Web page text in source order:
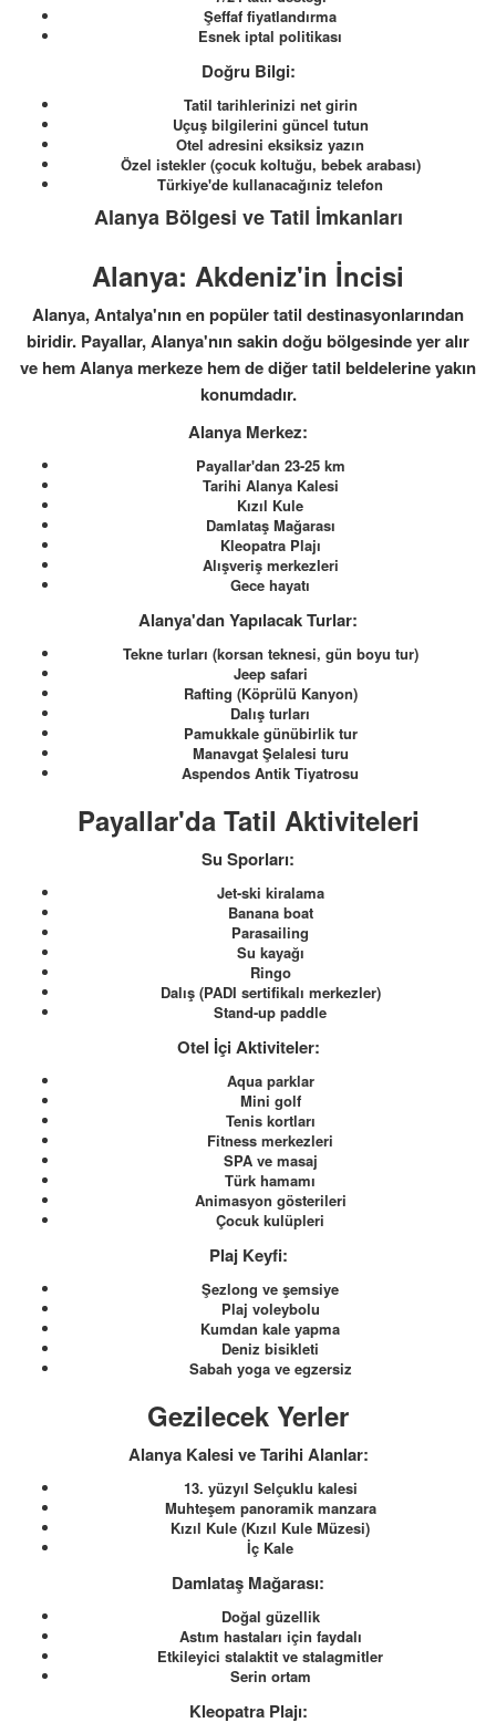
Şeffaf fiyatlandırma
Esnek iptal politikası
Doğru Bilgi:
Tatil tarihlerinizi net girin
Uçuş bilgilerini güncel tutun
Otel adresini eksiksiz yazın
Özel istekler (çocuk koltuğu, bebek arabası)
Türkiye'de kullanacağıniz telefon
Alanya Bölgesi ve Tatil İmkanları
Alanya: Akdeniz'in İncisi
Alanya, Antalya'nın en popüler tatil destinasyonlarından
biridir. Payallar, Alanya'nın sakin doğu bölgesinde yer alır
ve hem Alanya merkeze hem de diğer tatil beldelerine yakın
konumdadır.
Alanya Merkez:
Payallar'dan 23-25 km
Tarihi Alanya Kalesi
Kızıl Kule
Damlataş Mağarası
Kleopatra Plajı
Alışveriş merkezleri
Gece hayatı
Alanya'dan Yapılacak Turlar:
Tekne turları (korsan teknesi, gün boyu tur)
Jeep safari
Rafting (Köprülü Kanyon)
Dalış turları
Pamukkale günübirlik tur
Manavgat Şelalesi turu
Aspendos Antik Tiyatrosu
Payallar'da Tatil Aktiviteleri
Su Sporları:
Jet-ski kiralama
Banana boat
Parasailing
Su kayağı
Ringo
Dalış (PADI sertifikalı merkezler)
Stand-up paddle
Otel İçi Aktiviteler:
Aqua parklar
Mini golf
Tenis kortları
Fitness merkezleri
SPA ve masaj
Türk hamamı
Animasyon gösterileri
Çocuk kulüpleri
Plaj Keyfi:
Şezlong ve şemsiye
Plaj voleybolu
Kumdan kale yapma
Deniz bisikleti
Sabah yoga ve egzersiz
Gezilecek Yerler
Alanya Kalesi ve Tarihi Alanlar:
13. yüzyıl Selçuklu kalesi
Muhteşem panoramik manzara
Kızıl Kule (Kızıl Kule Müzesi)
İç Kale
Damlataş Mağarası:
Doğal güzellik
Astım hastaları için faydalı
Etkileyici stalaktit ve stalagmitler
Serin ortam
Kleopatra Plajı: